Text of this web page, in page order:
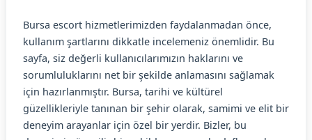
Bursa escort hizmetlerimizden faydalanmadan önce,
kullanım şartlarını dikkatle incelemeniz önemlidir. Bu
sayfa, siz değerli kullanıcılarımızın haklarını ve
sorumluluklarını net bir şekilde anlamasını sağlamak
için hazırlanmıştır. Bursa, tarihi ve kültürel
güzellikleriyle tanınan bir şehir olarak, samimi ve elit bir
deneyim arayanlar için özel bir yerdir. Bizler, bu